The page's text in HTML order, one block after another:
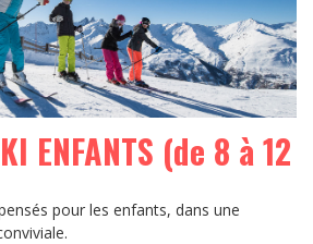
ENFANTS (de 8 à 12
pour les enfants, dans une